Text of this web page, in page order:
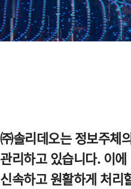
㈜솔리데오는 정보주체
관리하고 있습니다. 이
신속하고 원활하게 처리